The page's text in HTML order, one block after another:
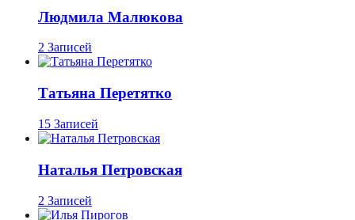
Людмила Малюкова
2 Записей
Татьяна Перетятко
15 Записей
Наталья Петровская
2 Записей